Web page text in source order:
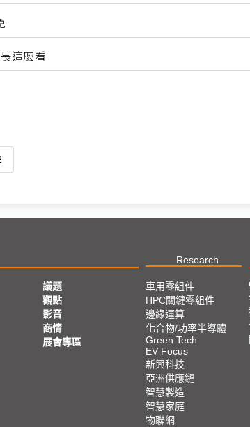
這麼看
Research
議題
觀點
影音
商情
展會專區
車用零組件
HPC關鍵零組件
邊緣運算
化合物/功率半導體
Green Tech
EV Focus
新興科技
亞洲供應鏈
智慧製造
智慧家庭
物聯網